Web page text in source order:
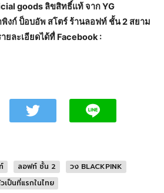
goods ลิขสิทธิ์แท้ จาก YG
ก์ ป็อบอัพ สโตร์ ร้านลอฟท์ ชั้น 2 สยาม
ยละเอียดได้ทื่ Facebook :
ลอฟท์ ชั้น 2
วง BLACKPINK
เป็นที่แรกในไทย